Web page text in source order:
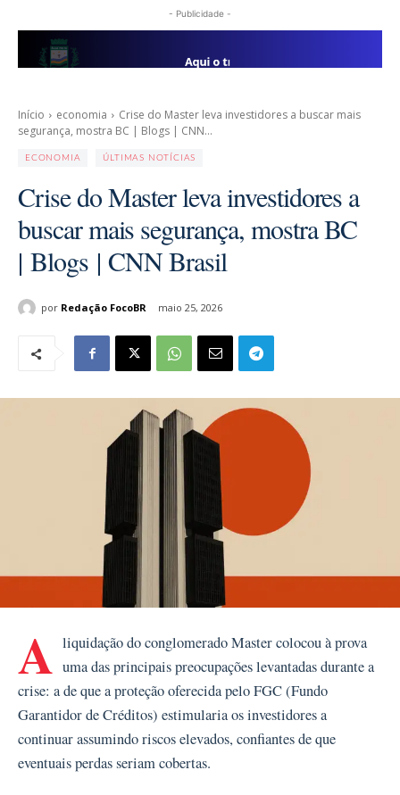
- Publicidade -
Início economia
Crise do Master leva investidores a buscar mais
segurança, mostra BC | Blogs | CNN...
ECONOMIA ÚLTIMAS NOTÍCIAS
Crise do Master leva investidores a
buscar mais segurança, mostra BC
| Blogs | CNN Brasil
por Redação FocoBR maio 25, 2026
A liquidação do conglomerado Master colocou à prova
uma das principais preocupações levantadas durante a
crise: a de que a proteção oferecida pelo FGC (Fundo
Garantidor de Créditos) estimularia os investidores a
continuar assumindo riscos elevados, confiantes de que
eventuais perdas seriam cobertas.